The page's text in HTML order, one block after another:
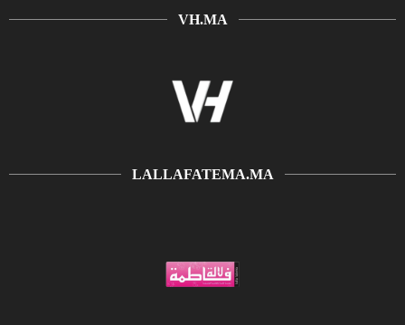
VH.MA
LALLAFATEMA.MA